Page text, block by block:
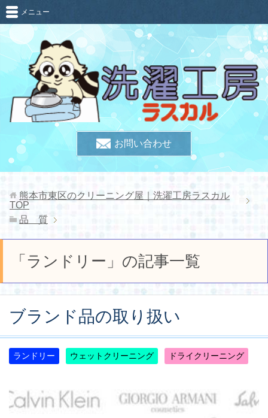
お問い合わせ
メニュー
熊本市東区のクリーニング屋｜洗濯工房ラスカル
TOP
品 質
「ランドリー」の記事一覧
ブランド品の取り扱い
ランドリー ウェットクリーニング ドライクリーニング